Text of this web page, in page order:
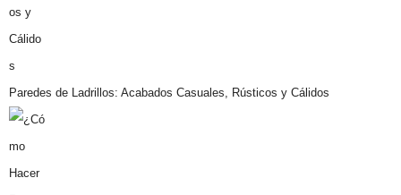
Paredes de Ladrillos: Acabados Casuales, Rústicos y Cálidos